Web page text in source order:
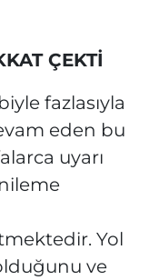
ÇEKTİ
fazlasıyla
eden bu
uyarı
Yol
ve